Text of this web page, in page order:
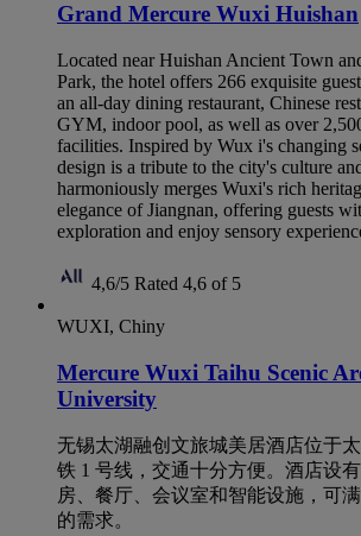
Grand Mercure Wuxi Huishan
Located near Huishan Ancient Town
Park, the hotel offers 266 exquisite
an all-day dining restaurant, Chinese
GYM, indoor pool, as well as over
facilities. Inspired by Wux i's changing
design is a tribute to the city's culture
harmoniously merges Wuxi's rich
elegance of Jiangnan, offering guests
exploration and enjoy sensory
4,6/5 Rated 4,6 of 5
WUXI, Chiny
Mercure Wuxi Taihu Scenic
University
无锡太湖融创文旅城美居酒店位于
铁 1 号线，交通十分方便。酒店设
房、餐厅、会议室和智能设施，可
的需求。